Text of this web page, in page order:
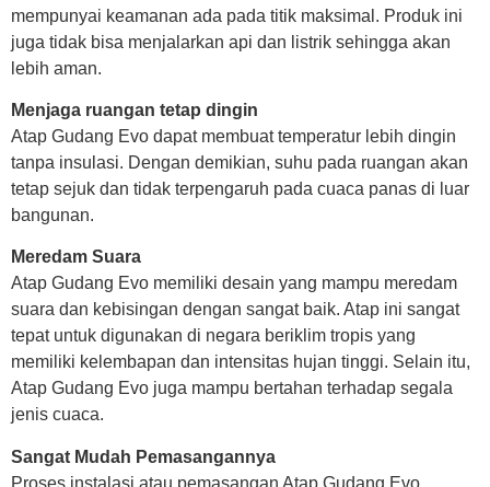
mempunyai keamanan ada pada titik maksimal. Produk ini
juga tidak bisa menjalarkan api dan listrik sehingga akan
lebih aman.
Menjaga ruangan tetap dingin
Atap Gudang Evo dapat membuat temperatur lebih dingin
tanpa insulasi. Dengan demikian, suhu pada ruangan akan
tetap sejuk dan tidak terpengaruh pada cuaca panas di luar
bangunan.
Meredam Suara
Atap Gudang Evo memiliki desain yang mampu meredam
suara dan kebisingan dengan sangat baik. Atap ini sangat
tepat untuk digunakan di negara beriklim tropis yang
memiliki kelembapan dan intensitas hujan tinggi. Selain itu,
Atap Gudang Evo juga mampu bertahan terhadap segala
jenis cuaca.
Sangat Mudah Pemasangannya
Proses instalasi atau pemasangan Atap Gudang Evo